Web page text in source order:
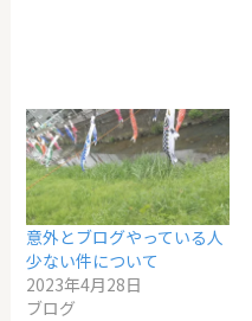
意外とブログやっている人
少ない件について
2023年4月28日
ブログ